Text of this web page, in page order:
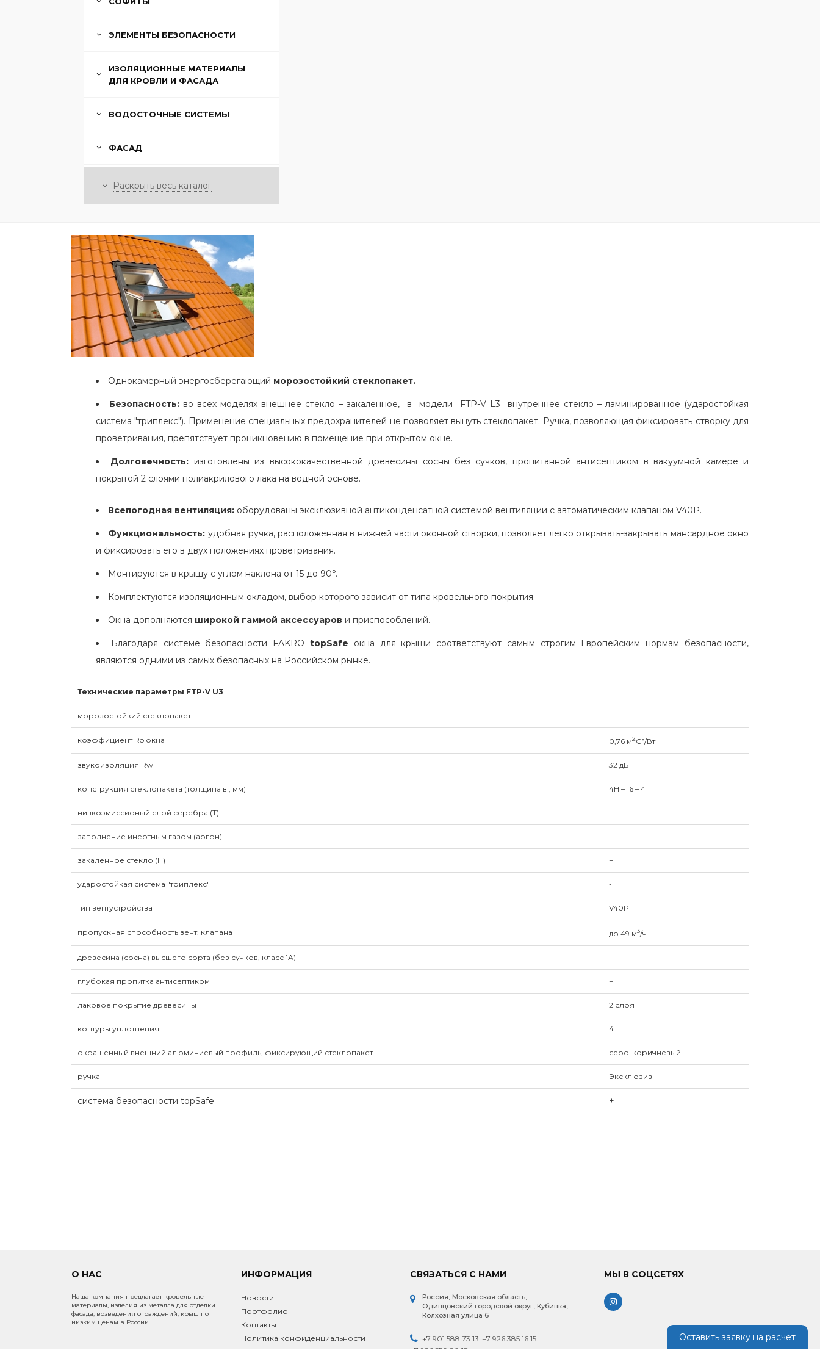
ЭЛЕМЕНТЫ БЕЗОПАСНОСТИ
ИЗОЛЯЦИОННЫЕ МАТЕРИАЛЫ
ДЛЯ КРОВЛИ И ФАСАДА
ВОДОСТОЧНЫЕ СИСТЕМЫ
ФАСАД
ЗАБОРЫ И ОГРАЖДЕНИЯ
Раскрыть весь каталог
Однокамерный энергосберегающий морозостойкий стеклопакет.
Безопасность: во всех моделях внешнее стекло – закаленное, в модели FTP-V L3 внутреннее стекло – ламинированное (ударостойкая
система "триплекс"). Применение специальных предохранителей не позволяет вынуть стеклопакет. Ручка, позволяющая фиксировать створку для
проветривания, препятствует проникновению в помещение при открытом окне.
Долговечность: изготовлены из высококачественной древесины сосны без сучков, пропитанной антисептиком в вакуумной камере и
покрытой 2 слоями полиакрилового лака на водной основе.
Всепогодная вентиляция: оборудованы эксклюзивной антиконденсатной системой вентиляции с автоматическим клапаном V40P.
Функциональность: удобная ручка, расположенная в нижней части оконной створки, позволяет легко открывать-закрывать мансардное окно
и фиксировать его в двух положениях проветривания.
Монтируются в крышу с углом наклона от 15 до 90°.
Комплектуются изоляционным окладом, выбор которого зависит от типа кровельного покрытия.
Окна дополняются широкой гаммой аксессуаров и приспособлений.
Благодаря системе безопасности FAKRO topSafe окна для крыши соответствуют самым строгим Европейским нормам безопасности,
являются одними из самых безопасных на Российском рынке.
Технические параметры FTP-V U3
морозостойкий стеклопакет +
коэффициент Ro окна 0,76 м2С°/Вт
звукоизоляция Rw 32 дБ
конструкция стеклопакета (толщина в , мм) 4H – 16 – 4T
низкоэмиссионый слой серебра (T) +
заполнение инертным газом (аргон) +
закаленное стекло (H) +
ударостойкая система "триплекс" -
тип вентустройства V40P
пропускная способность вент. клапана до 49 м3/ч
древесина (сосна) высшего сорта (без сучков, класс 1А) +
глубокая пропитка антисептиком +
лаковое покрытие древесины 2 слоя
контуры уплотнения 4
окрашенный внешний алюминиевый профиль, фиксирующий стеклопакет серо-коричневый
ручка Эксклюзив
система безопасности topSafe +
О НАС
Наша компания предлагает кровельные
материалы, изделия из металла для отделки
фасада, возведения ограждений, крыш по
низким ценам в России.
ИНФОРМАЦИЯ
Новости
Портфолио
Контакты
Политика конфиденциальности
Обработка персональных данных
СВЯЗАТЬСЯ С НАМИ
Россия, Московская область,
Одинцовский городской округ, Кубинка,
Колхозная улица 6
+7 901 588 73 13 +7 926 385 16 15
+7 926 550 20 17
МЫ В СОЦСЕТЯХ
Оставить заявку на расчет